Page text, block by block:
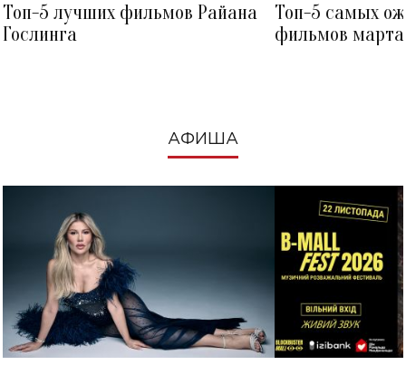
Топ-5 лучших фильмов Райана
Гослинга
Топ-5 самых
фильмов
АФИША